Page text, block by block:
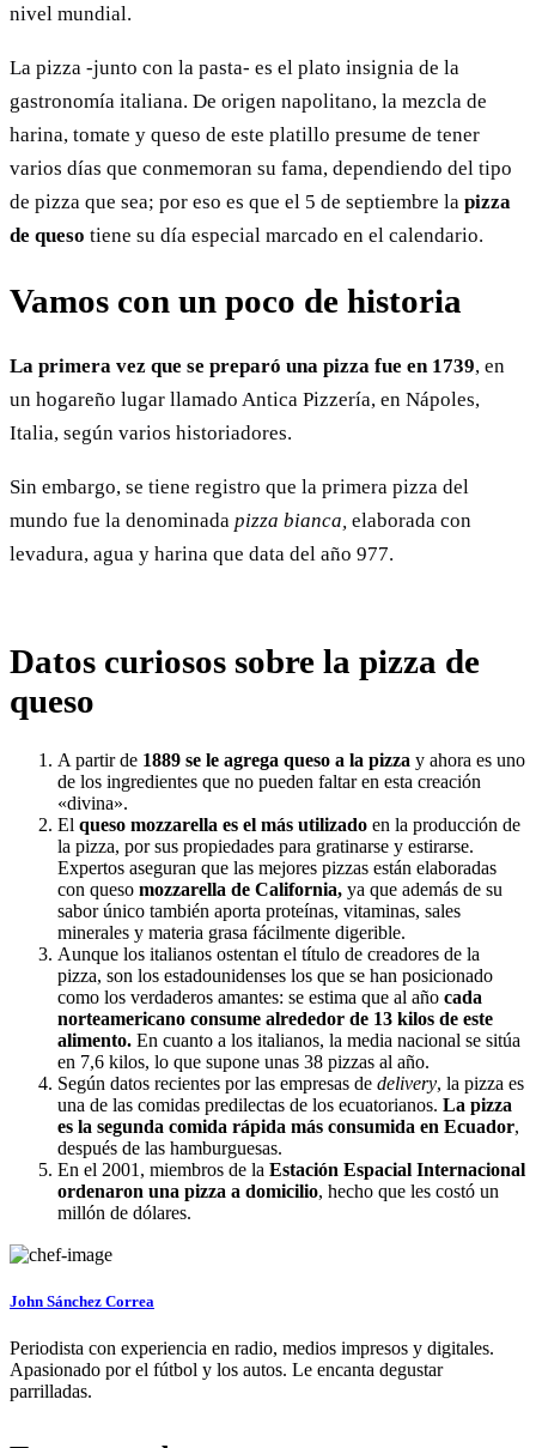
nivel mundial.
La pizza -junto con la pasta- es el plato insignia de la
gastronomía italiana. De origen napolitano, la mezcla de
harina, tomate y queso de este platillo presume de tener
varios días que conmemoran su fama, dependiendo del tipo
de pizza que sea; por eso es que el 5 de septiembre la pizza
de queso tiene su día especial marcado en el calendario.
Vamos con un poco de historia
La primera vez que se preparó una pizza fue en 1739, en
un hogareño lugar llamado Antica Pizzería, en Nápoles,
Italia, según varios historiadores.
Sin embargo, se tiene registro que la primera pizza del
mundo fue la denominada pizza bianca, elaborada con
levadura, agua y harina que data del año 977.
Datos curiosos sobre la pizza de
queso
A partir de 1889 se le agrega queso a la pizza y ahora es uno
de los ingredientes que no pueden faltar en esta creación
«divina».
El queso mozzarella es el más utilizado en la producción de
la pizza, por sus propiedades para gratinarse y estirarse.
Expertos aseguran que las mejores pizzas están elaboradas
con queso mozzarella de California, ya que además de su
sabor único también aporta proteínas, vitaminas, sales
minerales y materia grasa fácilmente digerible.
Aunque los italianos ostentan el título de creadores de la
pizza, son los estadounidenses los que se han posicionado
como los verdaderos amantes: se estima que al año cada
norteamericano consume alrededor de 13 kilos de este
alimento. En cuanto a los italianos, la media nacional se sitúa
en 7,6 kilos, lo que supone unas 38 pizzas al año.
Según datos recientes por las empresas de delivery, la pizza es
una de las comidas predilectas de los ecuatorianos. La pizza
es la segunda comida rápida más consumida en Ecuador,
después de las hamburguesas.
En el 2001, miembros de la Estación Espacial Internacional
ordenaron una pizza a domicilio, hecho que les costó un
millón de dólares.
John Sánchez Correa
Periodista con experiencia en radio, medios impresos y digitales.
Apasionado por el fútbol y los autos. Le encanta degustar
parrilladas.